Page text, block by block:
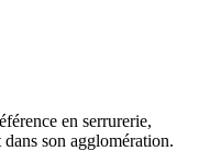
en serrurerie,
dans son agglomération.